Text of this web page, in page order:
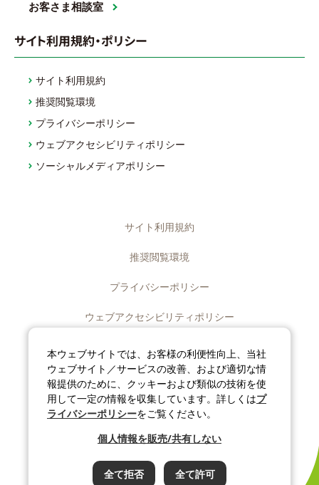
お客さま相談室
サイト利用規約・ポリシー
サイト利用規約
推奨閲覧環境
プライバシーポリシー
ウェブアクセシビリティポリシー
ソーシャルメディアポリシー
サイト利用規約
推奨閲覧環境
プライバシーポリシー
ウェブアクセシビリティポリシー
ディスクロージャーポリシー
ソーシャルメディアポリシー
サイトマップ
©J-OIL MILLS, INC. All rights reserved.
本ウェブサイトでは、お客様の利便性向上、当社
ウェブサイト／サービスの改善、および適切な情
報提供のために、クッキーおよび類似の技術を使
用して一定の情報を収集しています。詳しくはプ
ライバシーポリシーをご覧ください。
個人情報を販売/共有しない
全て拒否 全て許可